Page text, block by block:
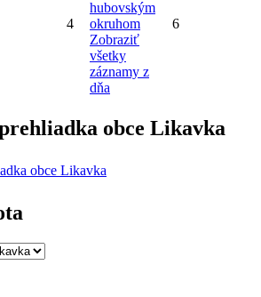
4
hubovským
okruhom
Zobraziť
všetky
záznamy z
dňa
6
obce Likavka